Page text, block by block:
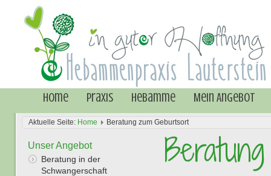
Home Praxis Hebamme Mein Angebot
Aktuelle Seite: Home Beratung zum Geburtsort
Unser Angebot
Beratung in der
Schwangerschaft